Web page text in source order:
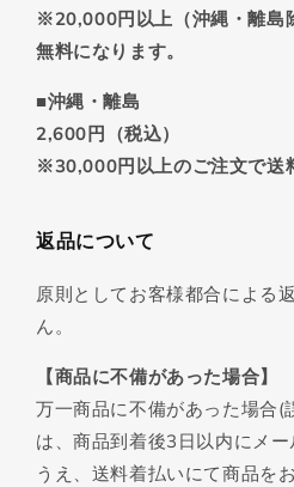
※20,000円以上（沖縄・離島
無料になります。
■沖縄・離島
2,600円（税込）
※30,000円以上のご注文で送
返品について
原則としてお客様都合による
ん。
【商品に不備があった場合】
万一商品に不備があった場合(
は、商品到着後3日以内にメ
うえ、送料着払いにて商品を